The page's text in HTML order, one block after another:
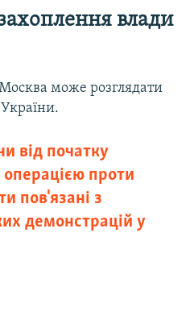
влади
може розглядати
України.
від початку
проти
пов'язані з
демонстрацій у